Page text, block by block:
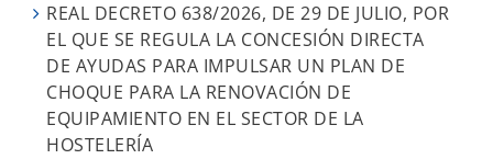
REAL DECRETO 638/2026, DE 29 DE JULIO, POR
EL QUE SE REGULA LA CONCESIÓN DIRECTA
DE AYUDAS PARA IMPULSAR UN PLAN DE
CHOQUE PARA LA RENOVACIÓN DE
EQUIPAMIENTO EN EL SECTOR DE LA
HOSTELERÍA